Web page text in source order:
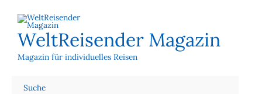
Inhalt
springenWeltReisender Magazin
Magazin für individuelles Reisen
Suche